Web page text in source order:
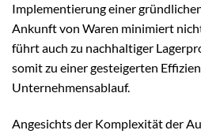
Implementierung einer
Ankunft von Waren minimiert
führt auch zu nachhaltiger
somit zu einer gesteigerten
Unternehmensablauf.
Angesichts der Komplexität der